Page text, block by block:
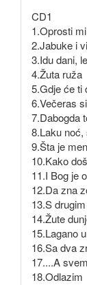
CD1
1.Oprosti
2.Jabuke i
3.Idu dani,
4.Žuta ruža
5.Gdje će ti
6.Večeras
7.Dabogda
8.Laku
9.Šta je
10.Kako
11.I Bog je
12.Da zna
13.S
14.Žute
15.Lagano
16.Sa dva
17....A
18.Odlazim